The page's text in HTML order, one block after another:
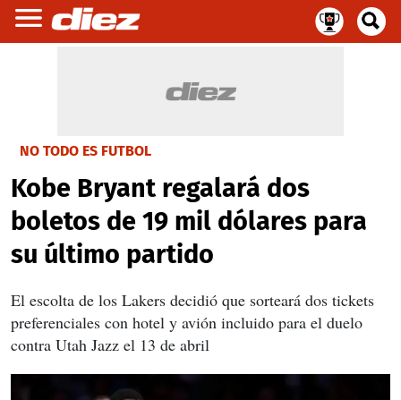
NO TODO ES FUTBOL
Kobe Bryant regalará dos
boletos de 19 mil dólares para
su último partido
El escolta de los Lakers decidió que sorteará dos tickets
preferenciales con hotel y avión incluido para el duelo
contra Utah Jazz el 13 de abril